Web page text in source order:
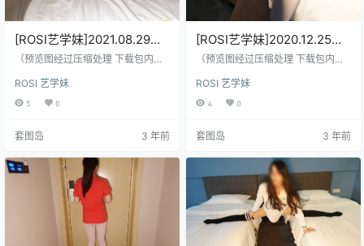
[ROSI艺学妹]2021.08.29
NO.235[67+1P／84MB]
（预览图经过压缩处理 下载包内是
ROSI 艺学妹
5 0
套图岛 3 年前
[ROSI艺学妹]2020.12.25
NO.211[63+1P／91.1MB]
（预览图经过压缩处理 下载包内是
ROSI 艺学妹
4 0
套图岛 3 年前